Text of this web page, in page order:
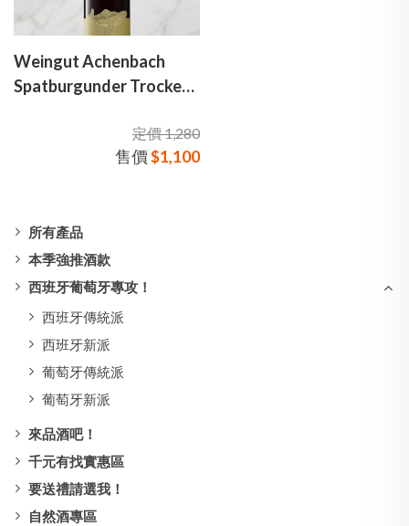
所有產品
本季強推酒款
西班牙葡萄牙專攻！
西班牙傳統派
西班牙新派
葡萄牙傳統派
葡萄牙新派
來品酒吧！
千元有找實惠區
要送禮請選我！
自然酒專區
Weingut Achenbach
Spatburgunder Trocken
定價 1,280
售價$1,100